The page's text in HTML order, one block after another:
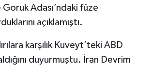
Goruk Adası’ndaki füze
açıklamıştı.
karşılık Kuveyt’teki ABD
duyurmuştu. İran Devrim